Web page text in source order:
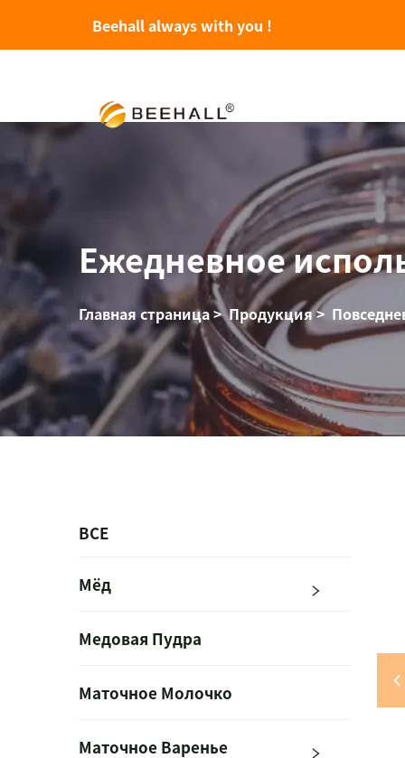
Beehall always with you !
Ежедневное
Главная страница>Продукция>
ВСЕ
Мёд
Медовая Пудра
Маточное Молочко
Маточное Варенье